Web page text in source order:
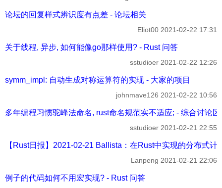
论坛的回复样式辨识度有点差 - 论坛相关
Eliot00 2021-02-22 17:31
关于线程, 异步, 如何能像go那样使用? - Rust 问答
sstudioer 2021-02-22 12:26
symm_impl: 自动生成对称运算符的实现 - 大家的项目
johnmave126 2021-02-22 10:56
多年编程习惯驼峰法命名, rust命名规范实不适应; - 综合讨论区
sstudioer 2021-02-21 22:55
【Rust日报】2021-02-21 Ballista：在Rust中实现的分布式计
Lanpeng 2021-02-21 22:06
例子的代码如何不用宏实现? - Rust 问答